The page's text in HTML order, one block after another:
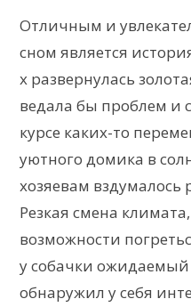
Отличным и
сном является
х развернулась
ведала бы проблем и
курсе каких-то
уютного домика в
хозяевам вздумалось
Резкая смена
возможности
у собачки ожидаемый
обнаружил у себя